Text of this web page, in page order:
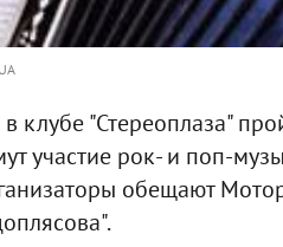
клубе "Стереоплаза"
участие рок- и поп-
обещают